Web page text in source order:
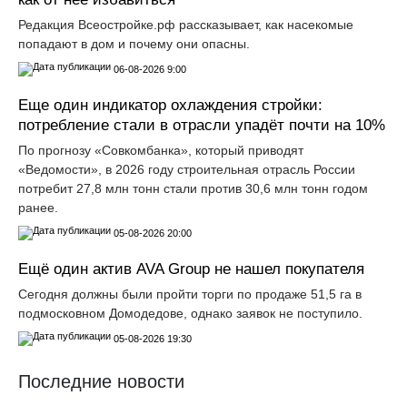
Редакция Всеостройке.рф рассказывает, как насекомые
попадают в дом и почему они опасны.
06-08-2026 9:00
Еще один индикатор охлаждения стройки:
потребление стали в отрасли упадёт почти на 10%
По прогнозу «Совкомбанка», который приводят
«Ведомости», в 2026 году строительная отрасль России
потребит 27,8 млн тонн стали против 30,6 млн тонн годом
ранее.
05-08-2026 20:00
Ещё один актив AVA Group не нашел покупателя
Сегодня должны были пройти торги по продаже 51,5 га в
подмосковном Домодедове, однако заявок не поступило.
05-08-2026 19:30
Последние новости